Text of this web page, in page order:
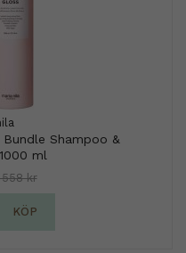
Shampoo &
ml
558 kr
KÖP